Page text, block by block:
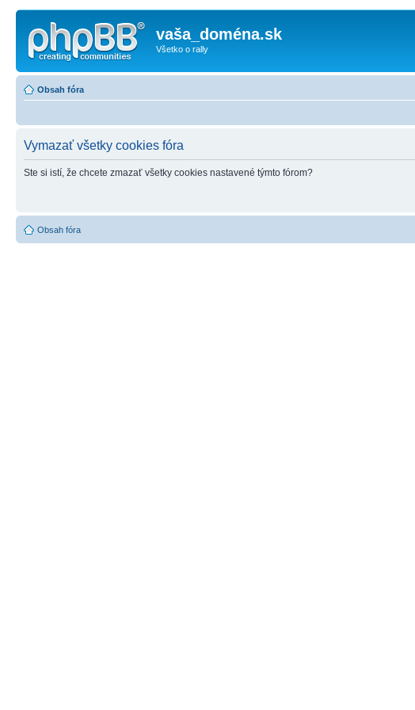
vaša_doména.sk
Všetko o rally
Obsah fóra
Vymazať všetky cookies fóra
Ste si istí, že chcete zmazať všetky cookies nastavené týmto fórom?
Obsah fóra